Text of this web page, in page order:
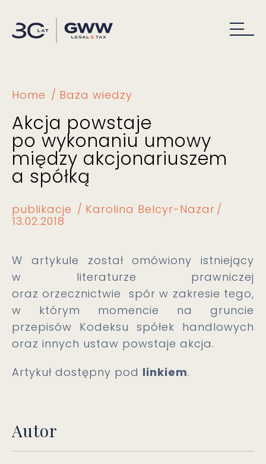
Home Baza wiedzy
Akcja powstaje
po wykonaniu umowy
między akcjonariuszem
a spółką
publikacje
Karolina Belcyr-Nazar
13.02.2018
W artykule został omówiony istniejący
w literaturze prawniczej
oraz orzecznictwie spór w zakresie tego,
w którym momencie na gruncie
przepisów Kodeksu spółek handlowych
oraz innych ustaw powstaje akcja.
Artykuł dostępny pod linkiem.
Autor